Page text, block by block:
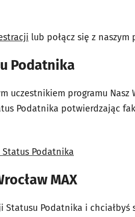
lub połącz się z
Podatnika
uczestnikiem programu
Podatnika potwierdzając
Podatnika
MAX
Statusu Podatnika i